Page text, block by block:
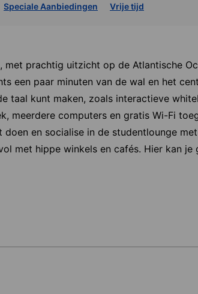
Speciale Aanbiedingen Vrije tijd
prachtig uitzicht op de Atlantische
een paar minuten van de wal en het
taal kunt maken, zoals interactieve
meerdere computers en gratis Wi-Fi
en socialise in de studentlounge
met hippe winkels en cafés. Hier kan je